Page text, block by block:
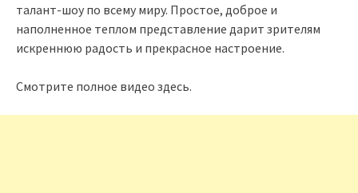
талант-шоу по всему миру. Простое, доброе и
наполненное теплом представление дарит зрителям
искреннюю радость и прекрасное настроение.
Смотрите полное видео здесь.